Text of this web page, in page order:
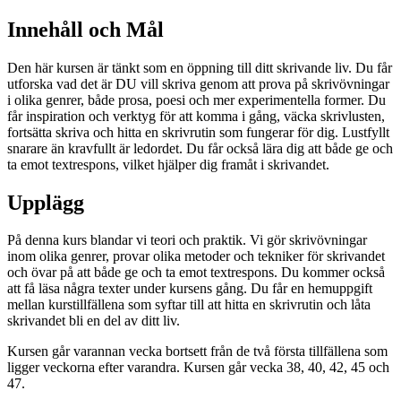
Innehåll och Mål
Den här kursen är tänkt som en öppning till ditt skrivande liv. Du får
utforska vad det är DU vill skriva genom att prova på skrivövningar
i olika genrer, både prosa, poesi och mer experimentella former. Du
får inspiration och verktyg för att komma i gång, väcka skrivlusten,
fortsätta skriva och hitta en skrivrutin som fungerar för dig. Lustfyllt
snarare än kravfullt är ledordet. Du får också lära dig att både ge och
ta emot textrespons, vilket hjälper dig framåt i skrivandet.
Upplägg
På denna kurs blandar vi teori och praktik. Vi gör skrivövningar
inom olika genrer, provar olika metoder och tekniker för skrivandet
och övar på att både ge och ta emot textrespons. Du kommer också
att få läsa några texter under kursens gång. Du får en hemuppgift
mellan kurstillfällena som syftar till att hitta en skrivrutin och låta
skrivandet bli en del av ditt liv.
Kursen går varannan vecka bortsett från de två första tillfällena som
ligger veckorna efter varandra. Kursen går vecka 38, 40, 42, 45 och
47.